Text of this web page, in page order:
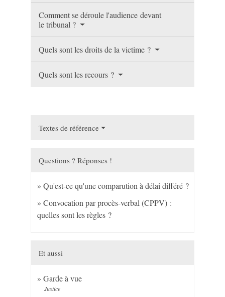
Comment se déroule l'audience devant
le tribunal ?
Quels sont les droits de la victime ?
Quels sont les recours ?
Textes de référence
Questions ? Réponses !
Qu'est-ce qu'une comparution à délai différé ?
Convocation par procès-verbal (CPPV) :
quelles sont les règles ?
Et aussi
Garde à vue
Justice